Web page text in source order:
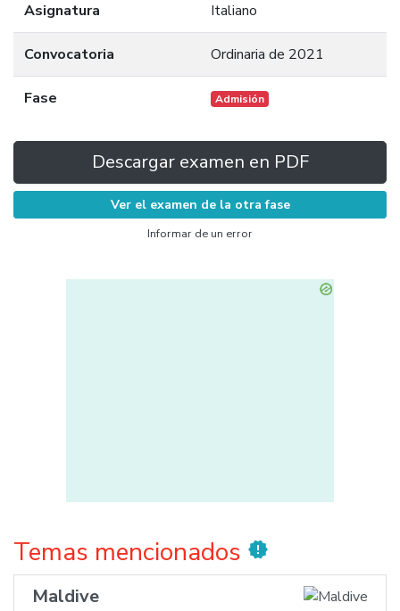
Asignatura Italiano
Convocatoria Ordinaria de 2021
Fase Admisión
Descargar examen en PDF
Ver el examen de la otra fase
Informar de un error
Temas mencionados new_releases
Maldive